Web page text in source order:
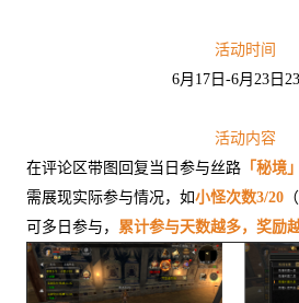
活动时间
6月17日-6月23日
活动内容
在评论区带图回复当日参与丝路「秘境
需展现实际参与情况，如小怪次数3/20
可多日参与， 累计参与天数越多，奖励越